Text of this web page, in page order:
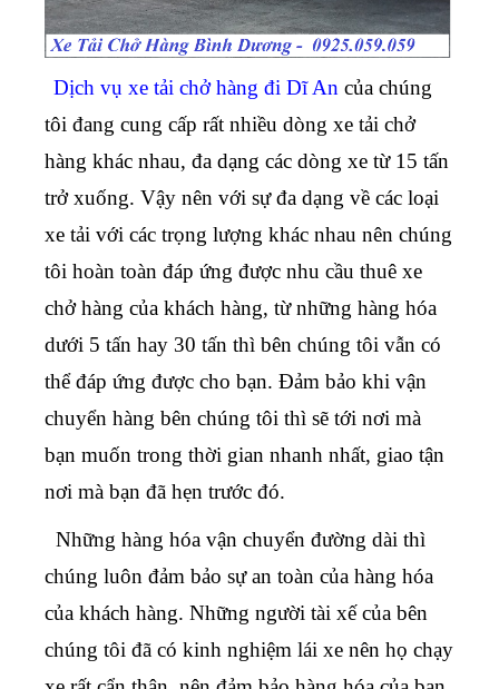
Dịch vụ xe tải chở hàng đi Dĩ An của chúng
tôi đang cung cấp rất nhiều dòng xe tải chở
hàng khác nhau, đa dạng các dòng xe từ 15 tấn
trở xuống. Vậy nên với sự đa dạng về các loại
xe tải với các trọng lượng khác nhau nên chúng
tôi hoàn toàn đáp ứng được nhu cầu thuê xe
chở hàng của khách hàng, từ những hàng hóa
dưới 5 tấn hay 30 tấn thì bên chúng tôi vẫn có
thể đáp ứng được cho bạn. Đảm bảo khi vận
chuyển hàng bên chúng tôi thì sẽ tới nơi mà
bạn muốn trong thời gian nhanh nhất, giao tận
nơi mà bạn đã hẹn trước đó.
Những hàng hóa vận chuyển đường dài thì
chúng luôn đảm bảo sự an toàn của hàng hóa
của khách hàng. Những người tài xế của bên
chúng tôi đã có kinh nghiệm lái xe nên họ chạy